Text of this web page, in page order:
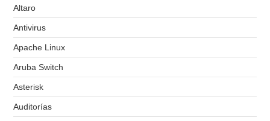
Altaro
Antivirus
Apache Linux
Aruba Switch
Asterisk
Auditorías